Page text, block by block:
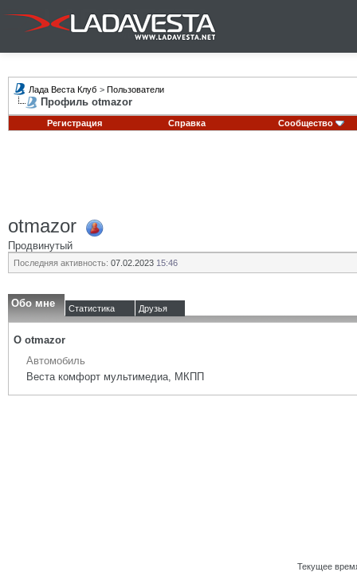
Лада Веста Клуб > Пользователи
Профиль otmazor
Регистрация Справка Сообщество
otmazor
Продвинутый
Последняя активность: 07.02.2023 15:46
Обо мне Статистика Друзья
О otmazor
Автомобиль
Веста комфорт мультимедиа, МКПП
Текущее